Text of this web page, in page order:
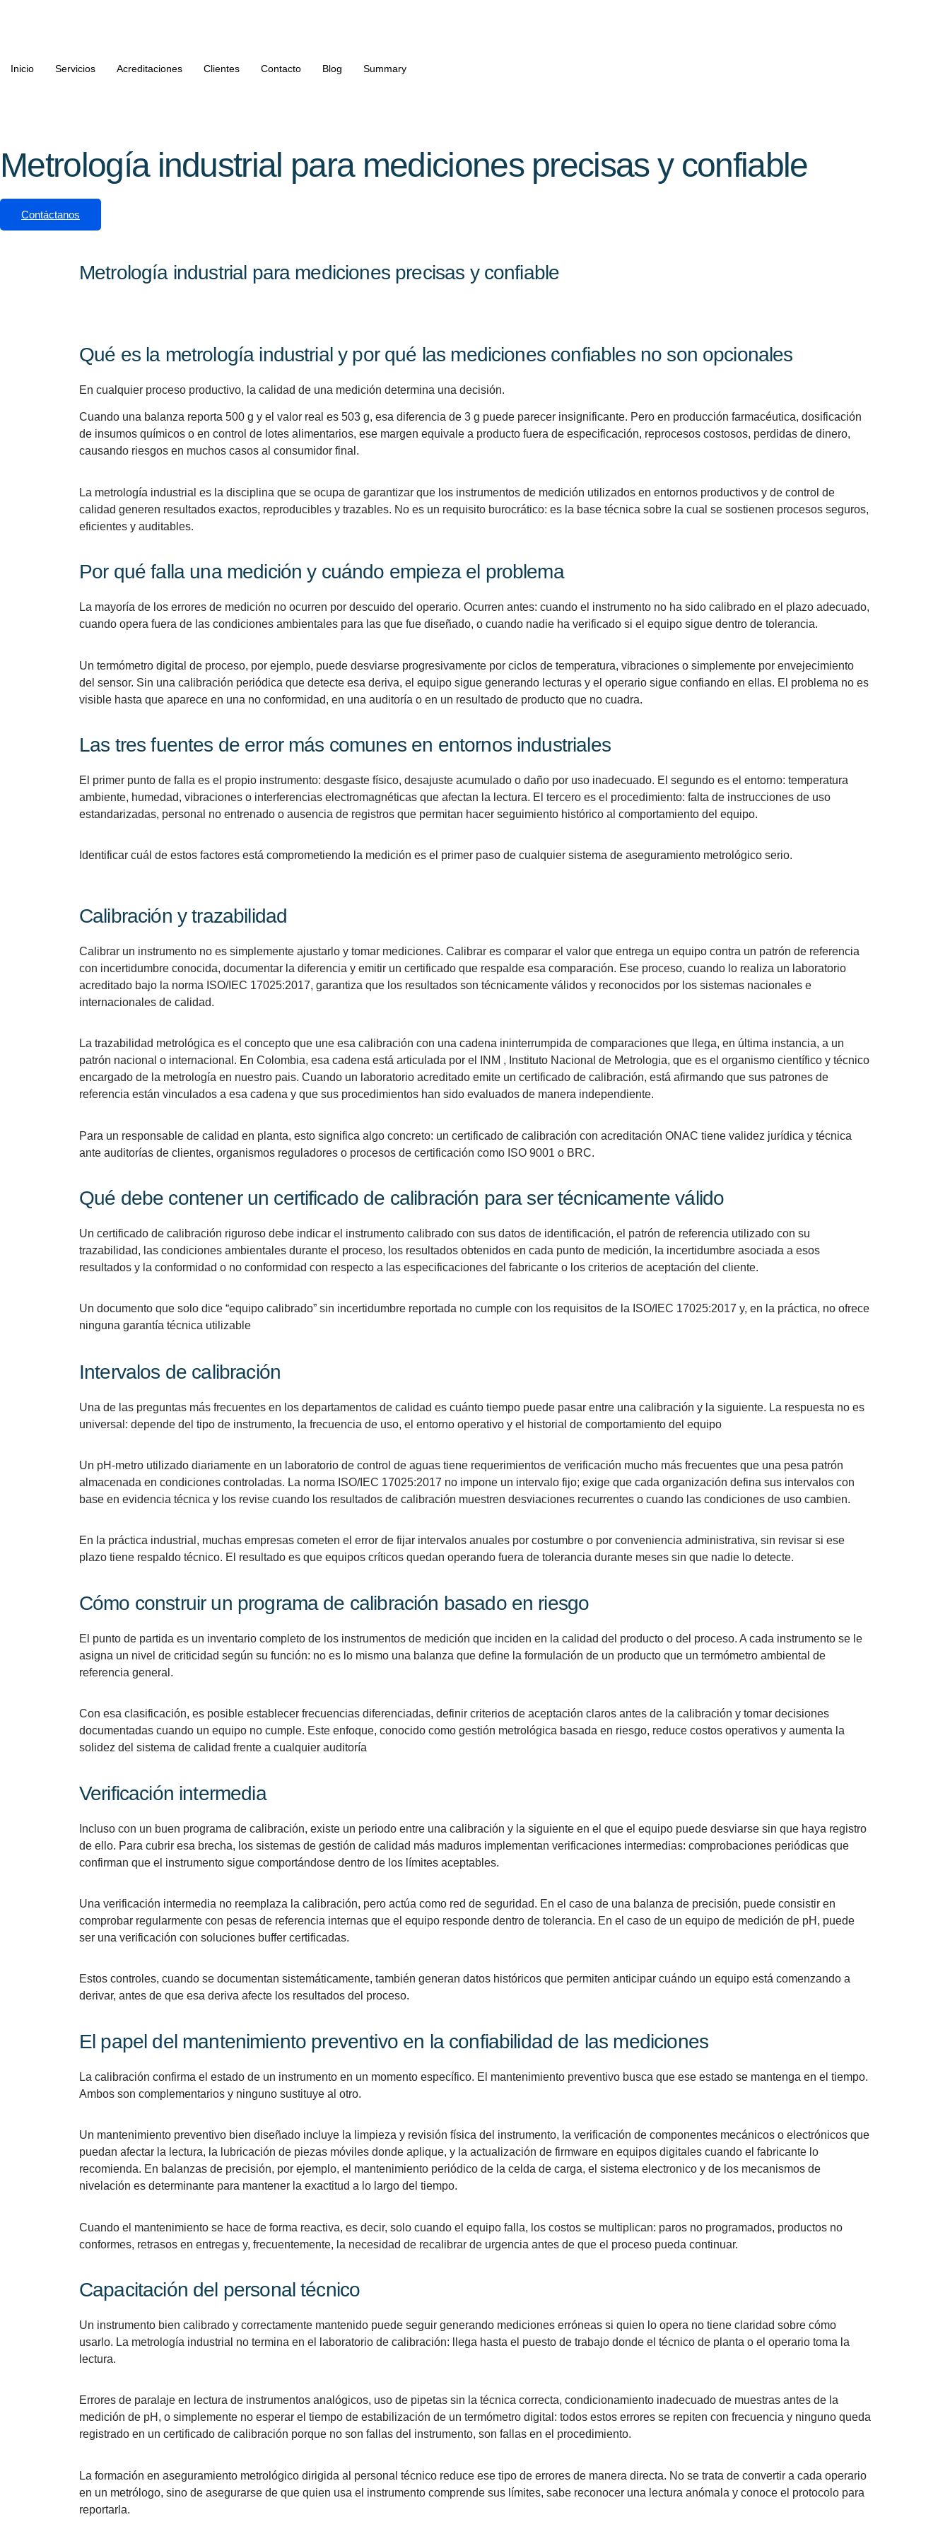
Inicio Servicios Acreditaciones Clientes Contacto Blog Summary
Metrología industrial para mediciones precisas y confiable
Contáctanos
Metrología industrial para mediciones precisas y confiable
Qué es la metrología industrial y por qué las mediciones confiables no son opcionales
En cualquier proceso productivo, la calidad de una medición determina una decisión.
Cuando una balanza reporta 500 g y el valor real es 503 g, esa diferencia de 3 g puede parecer insignificante. Pero en producción farmacéutica, dosificación
de insumos químicos o en control de lotes alimentarios, ese margen equivale a producto fuera de especificación, reprocesos costosos, perdidas de dinero,
causando riesgos en muchos casos al consumidor final.
La metrología industrial es la disciplina que se ocupa de garantizar que los instrumentos de medición utilizados en entornos productivos y de control de
calidad generen resultados exactos, reproducibles y trazables. No es un requisito burocrático: es la base técnica sobre la cual se sostienen procesos seguros,
eficientes y auditables.
Por qué falla una medición y cuándo empieza el problema
La mayoría de los errores de medición no ocurren por descuido del operario. Ocurren antes: cuando el instrumento no ha sido calibrado en el plazo adecuado,
cuando opera fuera de las condiciones ambientales para las que fue diseñado, o cuando nadie ha verificado si el equipo sigue dentro de tolerancia.
Un termómetro digital de proceso, por ejemplo, puede desviarse progresivamente por ciclos de temperatura, vibraciones o simplemente por envejecimiento
del sensor. Sin una calibración periódica que detecte esa deriva, el equipo sigue generando lecturas y el operario sigue confiando en ellas. El problema no es
visible hasta que aparece en una no conformidad, en una auditoría o en un resultado de producto que no cuadra.
Las tres fuentes de error más comunes en entornos industriales
El primer punto de falla es el propio instrumento: desgaste físico, desajuste acumulado o daño por uso inadecuado. El segundo es el entorno: temperatura
ambiente, humedad, vibraciones o interferencias electromagnéticas que afectan la lectura. El tercero es el procedimiento: falta de instrucciones de uso
estandarizadas, personal no entrenado o ausencia de registros que permitan hacer seguimiento histórico al comportamiento del equipo.
Identificar cuál de estos factores está comprometiendo la medición es el primer paso de cualquier sistema de aseguramiento metrológico serio.
Calibración y trazabilidad
Calibrar un instrumento no es simplemente ajustarlo y tomar mediciones. Calibrar es comparar el valor que entrega un equipo contra un patrón de referencia
con incertidumbre conocida, documentar la diferencia y emitir un certificado que respalde esa comparación. Ese proceso, cuando lo realiza un laboratorio
acreditado bajo la norma ISO/IEC 17025:2017, garantiza que los resultados son técnicamente válidos y reconocidos por los sistemas nacionales e
internacionales de calidad.
La trazabilidad metrológica es el concepto que une esa calibración con una cadena ininterrumpida de comparaciones que llega, en última instancia, a un
patrón nacional o internacional. En Colombia, esa cadena está articulada por el INM , Instituto Nacional de Metrologia, que es el organismo científico y técnico
encargado de la metrología en nuestro pais. Cuando un laboratorio acreditado emite un certificado de calibración, está afirmando que sus patrones de
referencia están vinculados a esa cadena y que sus procedimientos han sido evaluados de manera independiente.
Para un responsable de calidad en planta, esto significa algo concreto: un certificado de calibración con acreditación ONAC tiene validez jurídica y técnica
ante auditorías de clientes, organismos reguladores o procesos de certificación como ISO 9001 o BRC.
Qué debe contener un certificado de calibración para ser técnicamente válido
Un certificado de calibración riguroso debe indicar el instrumento calibrado con sus datos de identificación, el patrón de referencia utilizado con su
trazabilidad, las condiciones ambientales durante el proceso, los resultados obtenidos en cada punto de medición, la incertidumbre asociada a esos
resultados y la conformidad o no conformidad con respecto a las especificaciones del fabricante o los criterios de aceptación del cliente.
Un documento que solo dice “equipo calibrado” sin incertidumbre reportada no cumple con los requisitos de la ISO/IEC 17025:2017 y, en la práctica, no ofrece
ninguna garantía técnica utilizable
Intervalos de calibración
Una de las preguntas más frecuentes en los departamentos de calidad es cuánto tiempo puede pasar entre una calibración y la siguiente. La respuesta no es
universal: depende del tipo de instrumento, la frecuencia de uso, el entorno operativo y el historial de comportamiento del equipo
Un pH-metro utilizado diariamente en un laboratorio de control de aguas tiene requerimientos de verificación mucho más frecuentes que una pesa patrón
almacenada en condiciones controladas. La norma ISO/IEC 17025:2017 no impone un intervalo fijo; exige que cada organización defina sus intervalos con
base en evidencia técnica y los revise cuando los resultados de calibración muestren desviaciones recurrentes o cuando las condiciones de uso cambien.
En la práctica industrial, muchas empresas cometen el error de fijar intervalos anuales por costumbre o por conveniencia administrativa, sin revisar si ese
plazo tiene respaldo técnico. El resultado es que equipos críticos quedan operando fuera de tolerancia durante meses sin que nadie lo detecte.
Cómo construir un programa de calibración basado en riesgo
El punto de partida es un inventario completo de los instrumentos de medición que inciden en la calidad del producto o del proceso. A cada instrumento se le
asigna un nivel de criticidad según su función: no es lo mismo una balanza que define la formulación de un producto que un termómetro ambiental de
referencia general.
Con esa clasificación, es posible establecer frecuencias diferenciadas, definir criterios de aceptación claros antes de la calibración y tomar decisiones
documentadas cuando un equipo no cumple. Este enfoque, conocido como gestión metrológica basada en riesgo, reduce costos operativos y aumenta la
solidez del sistema de calidad frente a cualquier auditoría
Verificación intermedia
Incluso con un buen programa de calibración, existe un periodo entre una calibración y la siguiente en el que el equipo puede desviarse sin que haya registro
de ello. Para cubrir esa brecha, los sistemas de gestión de calidad más maduros implementan verificaciones intermedias: comprobaciones periódicas que
confirman que el instrumento sigue comportándose dentro de los límites aceptables.
Una verificación intermedia no reemplaza la calibración, pero actúa como red de seguridad. En el caso de una balanza de precisión, puede consistir en
comprobar regularmente con pesas de referencia internas que el equipo responde dentro de tolerancia. En el caso de un equipo de medición de pH, puede
ser una verificación con soluciones buffer certificadas.
Estos controles, cuando se documentan sistemáticamente, también generan datos históricos que permiten anticipar cuándo un equipo está comenzando a
derivar, antes de que esa deriva afecte los resultados del proceso.
El papel del mantenimiento preventivo en la confiabilidad de las mediciones
La calibración confirma el estado de un instrumento en un momento específico. El mantenimiento preventivo busca que ese estado se mantenga en el tiempo.
Ambos son complementarios y ninguno sustituye al otro.
Un mantenimiento preventivo bien diseñado incluye la limpieza y revisión física del instrumento, la verificación de componentes mecánicos o electrónicos que
puedan afectar la lectura, la lubricación de piezas móviles donde aplique, y la actualización de firmware en equipos digitales cuando el fabricante lo
recomienda. En balanzas de precisión, por ejemplo, el mantenimiento periódico de la celda de carga, el sistema electronico y de los mecanismos de
nivelación es determinante para mantener la exactitud a lo largo del tiempo.
Cuando el mantenimiento se hace de forma reactiva, es decir, solo cuando el equipo falla, los costos se multiplican: paros no programados, productos no
conformes, retrasos en entregas y, frecuentemente, la necesidad de recalibrar de urgencia antes de que el proceso pueda continuar.
Capacitación del personal técnico
Un instrumento bien calibrado y correctamente mantenido puede seguir generando mediciones erróneas si quien lo opera no tiene claridad sobre cómo
usarlo. La metrología industrial no termina en el laboratorio de calibración: llega hasta el puesto de trabajo donde el técnico de planta o el operario toma la
lectura.
Errores de paralaje en lectura de instrumentos analógicos, uso de pipetas sin la técnica correcta, condicionamiento inadecuado de muestras antes de la
medición de pH, o simplemente no esperar el tiempo de estabilización de un termómetro digital: todos estos errores se repiten con frecuencia y ninguno queda
registrado en un certificado de calibración porque no son fallas del instrumento, son fallas en el procedimiento.
La formación en aseguramiento metrológico dirigida al personal técnico reduce ese tipo de errores de manera directa. No se trata de convertir a cada operario
en un metrólogo, sino de asegurarse de que quien usa el instrumento comprende sus límites, sabe reconocer una lectura anómala y conoce el protocolo para
reportarla.